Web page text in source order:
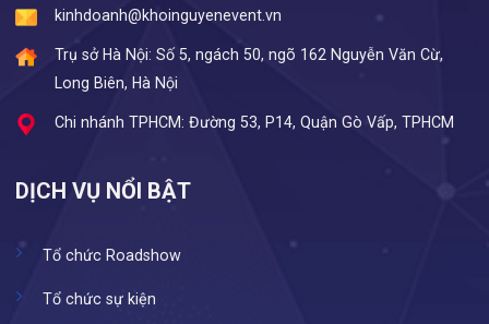
kinhdoanh@khoinguyenevent.vn
Trụ sở Hà Nội: Số 5, ngách 50, ngõ 162 Nguyễn Văn Cừ,
Long Biên, Hà Nội
Chi nhánh TPHCM: Đường 53, P14, Quận Gò Vấp, TPHCM
DỊCH VỤ NỔI BẬT
Tổ chức Roadshow
Tổ chức sự kiện